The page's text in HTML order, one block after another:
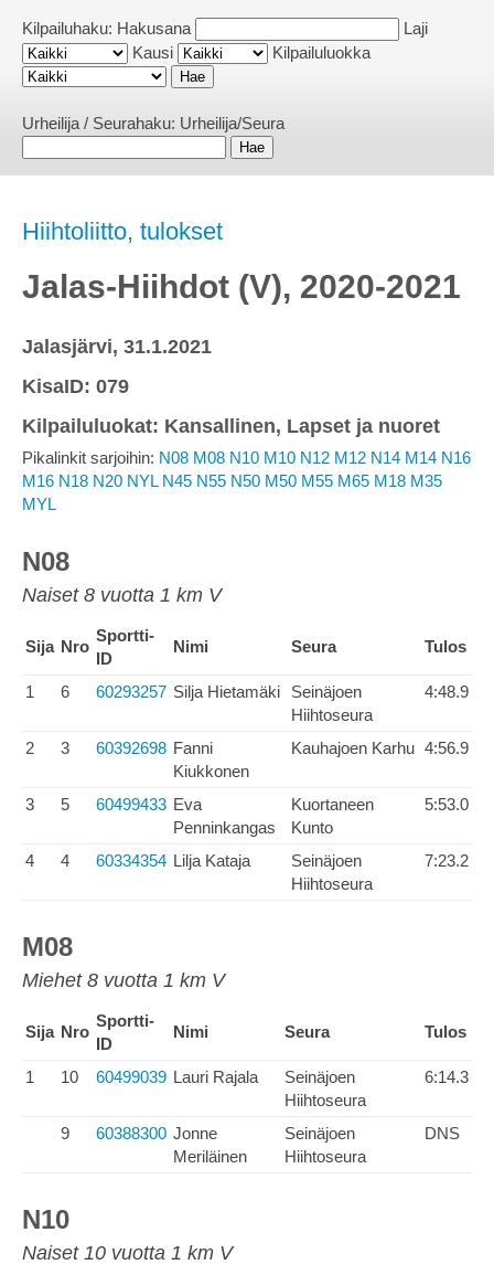
Kilpailuhaku: Hakusana
Laji
Kausi
Kilpailuluokka
Urheilija / Seurahaku: Urheilija/Seura
Hiihtoliitto, tulokset
Jalas-Hiihdot (V), 2020-2021
Jalasjärvi, 31.1.2021
KisaID: 079
Kilpailuluokat: Kansallinen, Lapset ja nuoret
Pikalinkit sarjoihin: N08 M08 N10 M10 N12 M12 N14 M14 N16
M16 N18 N20 NYL N45 N55 N50 M50 M55 M65 M18 M35
MYL
N08
Naiset 8 vuotta 1 km V
Sija Nro
Sportti-
ID
Nimi Seura Tulos
1 6 60293257 Silja Hietamäki
Seinäjoen
Hiihtoseura
4:48.9
2 3 60392698 Fanni
Kiukkonen
Kauhajoen Karhu 4:56.9
3 5 60499433 Eva
Penninkangas
Kuortaneen
Kunto
5:53.0
4 4 60334354 Lilja Kataja
Seinäjoen
Hiihtoseura
7:23.2
M08
Miehet 8 vuotta 1 km V
Sija Nro
Sportti-
ID
Nimi Seura Tulos
1 10 60499039 Lauri Rajala
Seinäjoen
Hiihtoseura
6:14.3
9 60388300 Jonne
Meriläinen
Seinäjoen
Hiihtoseura
DNS
N10
Naiset 10 vuotta 1 km V